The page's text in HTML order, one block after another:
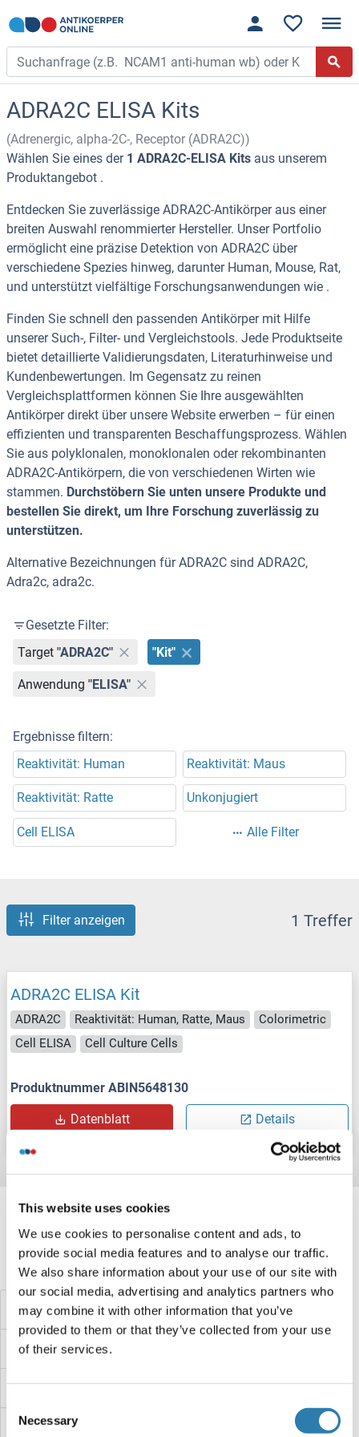
This website uses cookies
We use cookies to personalise content and ads, to
provide social media features and to analyse our traffic.
We also share information about your use of our site with
our social media, advertising and analytics partners who
may combine it with other information that you’ve
provided to them or that they’ve collected from your use
of their services.
Selection
Necessary
ADRA2C ELISA Kits
(Adrenergic, alpha-2C-, Receptor (ADRA2C))
Wählen Sie eines der 1 ADRA2C-ELISA Kits aus unserem
Produktangebot .
Entdecken Sie zuverlässige ADRA2C-Antikörper aus einer
breiten Auswahl renommierter Hersteller. Unser Portfolio
ermöglicht eine präzise Detektion von ADRA2C über
verschiedene Spezies hinweg, darunter Human, Mouse, Rat,
und unterstützt vielfältige Forschungsanwendungen wie .
Finden Sie schnell den passenden Antikörper mit Hilfe
unserer Such-, Filter- und Vergleichstools. Jede Produktseite
bietet detaillierte Validierungsdaten, Literaturhinweise und
Kundenbewertungen. Im Gegensatz zu reinen
Vergleichsplattformen können Sie Ihre ausgewählten
Antikörper direkt über unsere Website erwerben – für einen
effizienten und transparenten Beschaffungsprozess. Wählen
Sie aus polyklonalen, monoklonalen oder rekombinanten
ADRA2C-Antikörpern, die von verschiedenen Wirten wie
stammen. Durchstöbern Sie unten unsere Produkte und
bestellen Sie direkt, um Ihre Forschung zuverlässig zu
unterstützen.
Alternative Bezeichnungen für ADRA2C sind ADRA2C,
Adra2c, adra2c.
Gesetzte Filter:
Target "ADRA2C" "Kit"
Anwendung "ELISA"
Ergebnisse filtern:
Reaktivität: Human
Reaktivität: Maus
Reaktivität: Ratte Unkonjugiert
Cell ELISA Alle Filter
Filter anzeigen 1 Treffer
ADRA2C ELISA Kit
ADRA2C Reaktivität: Human, Ratte, Maus
Colorimetric
Cell ELISA
Cell Culture Cells
Produktnummer ABIN5648130
Datenblatt Details
Target information, Synonyms, Latest
references
Haben Sie etwas anderes gesucht?
ADRA2A ELISA Kits
ADRA1D ELISA Kits
ADPRH ELISA Kits
ADPGK ELISA Kits